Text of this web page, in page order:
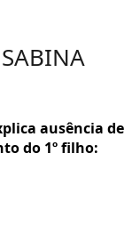
ausência de
do 1º filho: